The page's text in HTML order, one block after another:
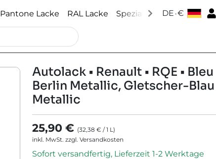
Pantone Lacke RAL Lacke Speziallacke Zubehör │
DE .€
Autolack • Renault • RQE • Bleu
Berlin Metallic, Gletscher-Blau
Metallic
25,90 € (32,38 € /1 L)
inkl. MwSt. zzgl. Versandkosten
Sofort versandfertig, Lieferzeit 1-2 Werktage